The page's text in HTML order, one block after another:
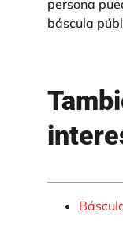
persona
báscula